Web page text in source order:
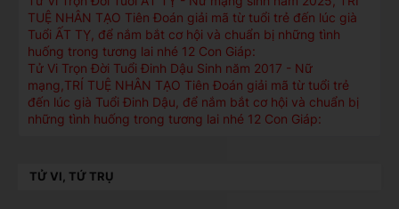
TUỆ NHÂN TẠO Tiên Đoán giải mã từ tuổi trẻ đến lúc già
Tuổi ẤT TỴ, để nắm bắt cơ hội và chuẩn bị những tình
huống trong tương lai nhé 12 Con Giáp:
Tử Vi Trọn Đời Tuổi Đinh Dậu Sinh năm 2017 - Nữ
mạng,TRÍ TUỆ NHÂN TẠO Tiên Đoán giải mã từ tuổi trẻ
đến lúc già Tuổi Đinh Dậu, để nắm bắt cơ hội và chuẩn bị
những tình huống trong tương lai nhé 12 Con Giáp:
TỬ VI, TỨ TRỤ